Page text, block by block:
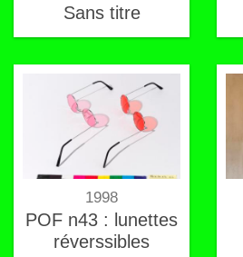
Sans titre
1998
POF n43 : lunettes
réverssibles